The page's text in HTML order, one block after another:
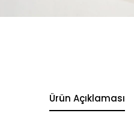
Ürün Açıklaması